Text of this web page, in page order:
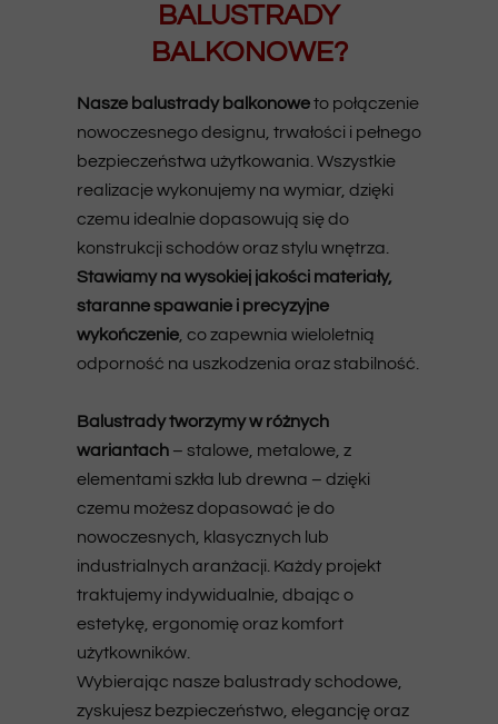
Nasze balustrady balkonoweto połączenie
nowoczesnego designu, trwałości i pełnego
bezpieczeństwa użytkowania. Wszystkie
realizacje wykonujemy na wymiar, dzięki
czemu idealnie dopasowują się do
konstrukcji schodów oraz stylu wnętrza.
Stawiamy na wysokiej jakości materiały,
staranne spawanie i precyzyjne
wykończenie , co zapewnia wieloletnią
odporność na uszkodzenia oraz stabilność.
Balustrady tworzymy w różnych
wariantach – stalowe, metalowe, z
elementami szkła lub drewna – dzięki
czemu możesz dopasować je do
nowoczesnych, klasycznych lub
industrialnych aranżacji. Każdy projekt
traktujemy indywidualnie, dbając o
estetykę, ergonomię oraz komfort
użytkowników.
Wybierając nasze balustrady schodowe,
zyskujesz bezpieczeństwo, elegancję oraz
BALUSTRADY
BALKONOWE?